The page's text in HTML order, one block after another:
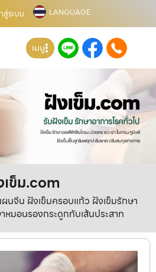
สู่ระบบ LANGUAGE
เมนู
ข็ม.com
นจีน ฝังเข็มครอบแก้ว ฝังเข็มรักษา
หมอนรองกระดูกทับเส้นประสาท